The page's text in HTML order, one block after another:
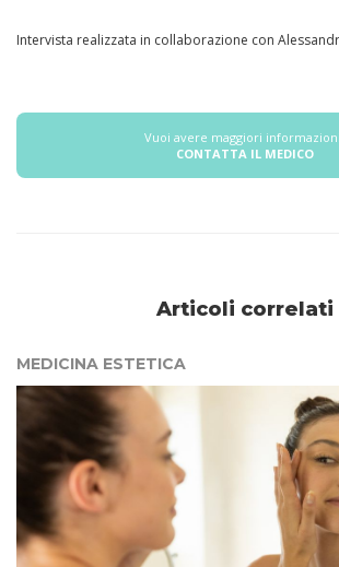
Intervista realizzata in collaborazione con
Vuoi avere maggiori
CONTATTA IL MEDICO
Articoli correlati
MEDICINA ESTETICA